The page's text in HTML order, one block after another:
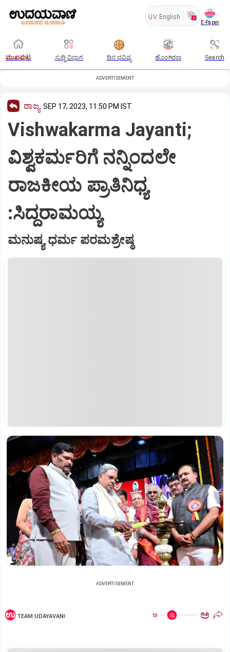
UV English
E-Paper
ಮುಖಪುಟ ಸುದ್ದಿ ವಿಭಾಗ ದಿನ ಭವಿಷ್ಯ ಹೊಂಗಿರಣ Search
ADVERTISEMENT
ರಾಜ್ಯ SEP 17, 2023, 11:50 PM IST
Vishwakarma Jayanti;
ವಿಶ್ವಕರ್ಮರಿಗೆ ನನ್ನಿಂದಲೇ
ರಾಜಕೀಯ ಪ್ರಾತಿನಿಧ್ಯ
:ಸಿದ್ದರಾಮಯ್ಯ
ಮನುಷ್ಯ ಧರ್ಮ ಪರಮಶ್ರೇಷ್ಠ
ADVERTISEMENT
TEAM UDAYAVANI ಅ ಅ